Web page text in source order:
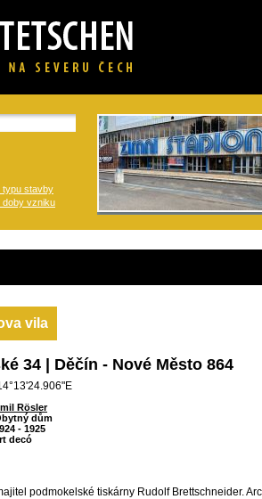
typu stavby
doby vzniku
vila
34 | Děčín - Nové Město 864
Rösler
dům
- 1925
decó
podmokelské tiskárny Rudolf Brettschneider.